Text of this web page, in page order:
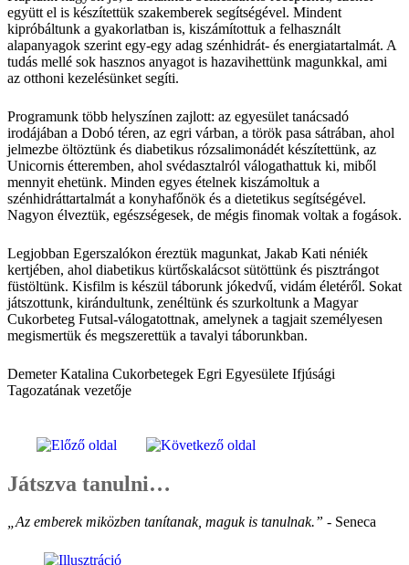
együtt el is készítettük szakemberek segítségével. Mindent
kipróbáltunk a gyakorlatban is, kiszámítottuk a felhasznált
alapanyagok szerint egy-egy adag szénhidrát- és energiatartalmát. A
tudás mellé sok hasznos anyagot is hazavihettünk magunkkal, ami
az otthoni kezelésünket segíti.
Programunk több helyszínen zajlott: az egyesület tanácsadó
irodájában a Dobó téren, az egri várban, a török pasa sátrában, ahol
jelmezbe öltöztünk és diabetikus rózsalimonádét készítettünk, az
Unicornis étteremben, ahol svédasztalról válogathattuk ki, miből
mennyit ehetünk. Minden egyes ételnek kiszámoltuk a
szénhidráttartalmát a konyhafőnök és a dietetikus segítségével.
Nagyon élveztük, egészségesek, de mégis finomak voltak a fogások.
Legjobban Egerszalókon éreztük magunkat, Jakab Kati néniék
kertjében, ahol diabetikus kürtőskalácsot sütöttünk és pisztrángot
füstöltünk. Kisfilm is készül táborunk jókedvű, vidám életéről. Sokat
játszottunk, kirándultunk, zenéltünk és szurkoltunk a Magyar
Cukorbeteg Futsal-válogatottnak, amelynek a tagjait személyesen
megismertük és megszerettük a tavalyi táborunkban.
Demeter Katalina Cukorbetegek Egri Egyesülete Ifjúsági
Tagozatának vezetője
Játszva tanulni…
„Az emberek miközben tanítanak, maguk is tanulnak.” - Seneca